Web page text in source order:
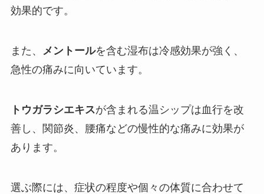
効果的です。
また、 メントールを含む湿布は冷感効果が強く、
急性の痛みに向いています。
トウガラシエキスが含まれる温シップは血行を改
善し、関節炎、腰痛などの慢性的な痛みに効果が
あります。
選ぶ際には、症状の程度や個々の体質に合わせて